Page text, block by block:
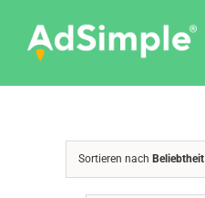
content
Sortieren nach Beliebtheit